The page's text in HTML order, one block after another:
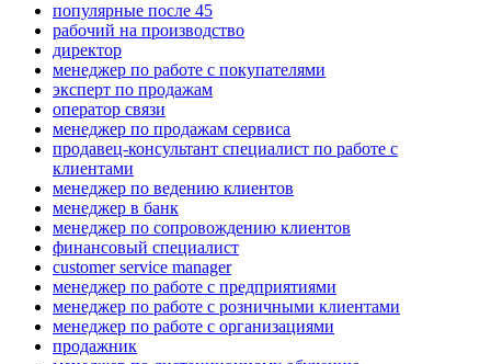
популярные после 45
рабочий на производство
директор
менеджер по работе с покупателями
эксперт по продажам
оператор связи
менеджер по продажам сервиса
продавец-консультант специалист по работе с
клиентами
менеджер по ведению клиентов
менеджер в банк
менеджер по сопровождению клиентов
финансовый специалист
customer service manager
менеджер по работе с предприятиями
менеджер по работе с розничными клиентами
менеджер по работе с организациями
продажник